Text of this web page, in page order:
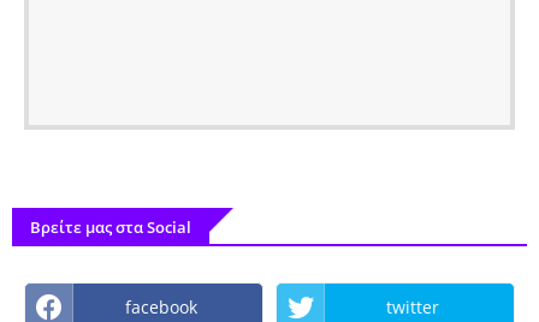
Βρείτε μας στα Social
facebook twitter